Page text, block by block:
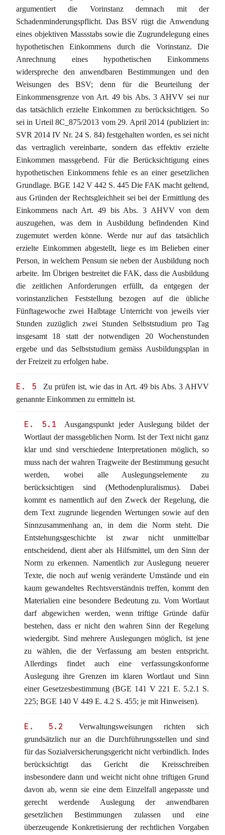
argumentiert die Vorinstanz demnach mit der
Schadenminderungspflicht. Das BSV rügt die Anwendung
eines objektiven Massstabs sowie die Zugrundelegung eines
hypothetischen Einkommens durch die Vorinstanz. Die
Anrechnung eines hypothetischen Einkommens
widerspreche den anwendbaren Bestimmungen und den
Weisungen des BSV; denn für die Beurteilung der
Einkommensgrenze von Art. 49 bis Abs. 3 AHVV sei nur
das tatsächlich erzielte Einkommen zu berücksichtigen. So
sei in Urteil 8C_875/2013 vom 29. April 2014 (publiziert in:
SVR 2014 IV Nr. 24 S. 84) festgehalten worden, es sei nicht
das vertraglich vereinbarte, sondern das effektiv erzielte
Einkommen massgebend. Für die Berücksichtigung eines
hypothetischen Einkommens fehle es an einer gesetzlichen
Grundlage. BGE 142 V 442 S. 445 Die FAK macht geltend,
aus Gründen der Rechtsgleichheit sei bei der Ermittlung des
Einkommens nach Art. 49 bis Abs. 3 AHVV von dem
auszugehen, was dem in Ausbildung befindenden Kind
zugemutet werden könne. Werde nur auf das tatsächlich
erzielte Einkommen abgestellt, liege es im Belieben einer
Person, in welchem Pensum sie neben der Ausbildung noch
arbeite. Im Übrigen bestreitet die FAK, dass die Ausbildung
die zeitlichen Anforderungen erfüllt, da entgegen der
vorinstanzlichen Feststellung bezogen auf die übliche
Fünftagewoche zwei Halbtage Unterricht von jeweils vier
Stunden zuzüglich zwei Stunden Selbststudium pro Tag
insgesamt 18 statt der notwendigen 20 Wochenstunden
ergebe und das Selbststudium gemäss Ausbildungsplan in
der Freizeit zu erfolgen habe.
E. 5
Zu prüfen ist, wie das in Art. 49 bis Abs. 3 AHVV
genannte Einkommen zu ermitteln ist.
E. 5.1
Ausgangspunkt jeder Auslegung bildet der
Wortlaut der massgeblichen Norm. Ist der Text nicht ganz
klar und sind verschiedene Interpretationen möglich, so
muss nach der wahren Tragweite der Bestimmung gesucht
werden, wobei alle Auslegungselemente zu
berücksichtigen sind (Methodenpluralismus). Dabei
kommt es namentlich auf den Zweck der Regelung, die
dem Text zugrunde liegenden Wertungen sowie auf den
Sinnzusammenhang an, in dem die Norm steht. Die
Entstehungsgeschichte ist zwar nicht unmittelbar
entscheidend, dient aber als Hilfsmittel, um den Sinn der
Norm zu erkennen. Namentlich zur Auslegung neuerer
Texte, die noch auf wenig veränderte Umstände und ein
kaum gewandeltes Rechtsverständnis treffen, kommt den
Materialien eine besondere Bedeutung zu. Vom Wortlaut
darf abgewichen werden, wenn triftige Gründe dafür
bestehen, dass er nicht den wahren Sinn der Regelung
wiedergibt. Sind mehrere Auslegungen möglich, ist jene
zu wählen, die der Verfassung am besten entspricht.
Allerdings findet auch eine verfassungskonforme
Auslegung ihre Grenzen im klaren Wortlaut und Sinn
einer Gesetzesbestimmung (BGE 141 V 221 E. 5.2.1 S.
225; BGE 140 V 449 E. 4.2 S. 455; je mit Hinweisen).
E. 5.2
Verwaltungsweisungen richten sich
grundsätzlich nur an die Durchführungsstellen und sind
für das Sozialversicherungsgericht nicht verbindlich. Indes
berücksichtigt das Gericht die Kreisschreiben
insbesondere dann und weicht nicht ohne triftigen Grund
davon ab, wenn sie eine dem Einzelfall angepasste und
gerecht werdende Auslegung der anwendbaren
gesetzlichen Bestimmungen zulassen und eine
überzeugende Konkretisierung der rechtlichen Vorgaben